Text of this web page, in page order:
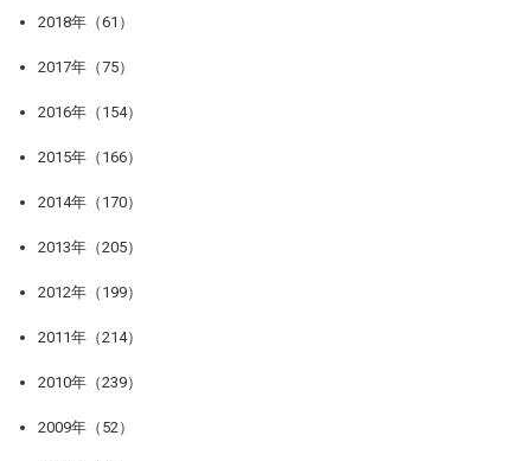
2018年（61）
2017年（75）
2016年（154）
2015年（166）
2014年（170）
2013年（205）
2012年（199）
2011年（214）
2010年（239）
2009年（52）